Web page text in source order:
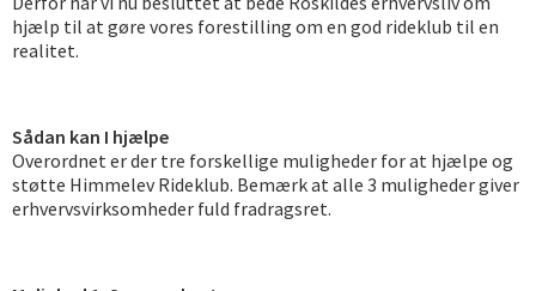
hjælp til at gøre vores forestilling om en god rideklub til en
realitet.
Sådan kan I hjælpe
Overordnet er der tre forskellige muligheder for at hjælpe og
støtte Himmelev Rideklub. Bemærk at alle 3 muligheder giver
erhvervsvirksomheder fuld fradragsret.